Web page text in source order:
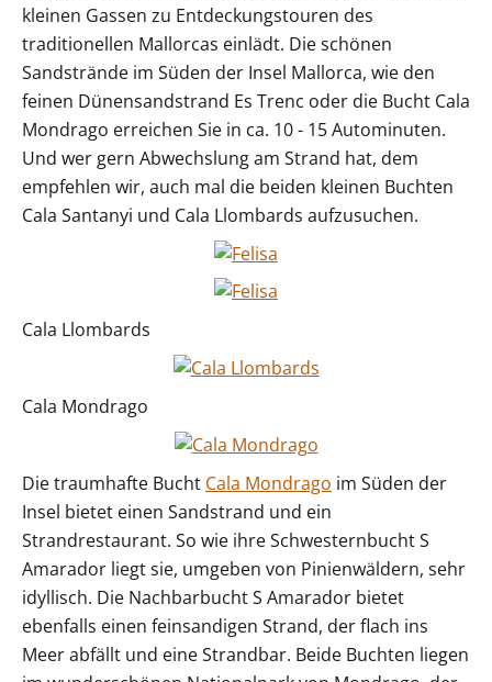
kleinen Gassen zu Entdeckungstouren des
traditionellen Mallorcas einlädt. Die schönen
Sandstrände im Süden der Insel Mallorca, wie den
feinen Dünensandstrand Es Trenc oder die Bucht Cala
Mondrago erreichen Sie in ca. 10 - 15 Autominuten.
Und wer gern Abwechslung am Strand hat, dem
empfehlen wir, auch mal die beiden kleinen Buchten
Cala Santanyi und Cala Llombards aufzusuchen.
Cala Llombards
Cala Mondrago
Die traumhafte Bucht Cala Mondrago im Süden der
Insel bietet einen Sandstrand und ein
Strandrestaurant. So wie ihre Schwesternbucht S
Amarador liegt sie, umgeben von Pinienwäldern, sehr
idyllisch. Die Nachbarbucht S Amarador bietet
ebenfalls einen feinsandigen Strand, der flach ins
Meer abfällt und eine Strandbar. Beide Buchten liegen